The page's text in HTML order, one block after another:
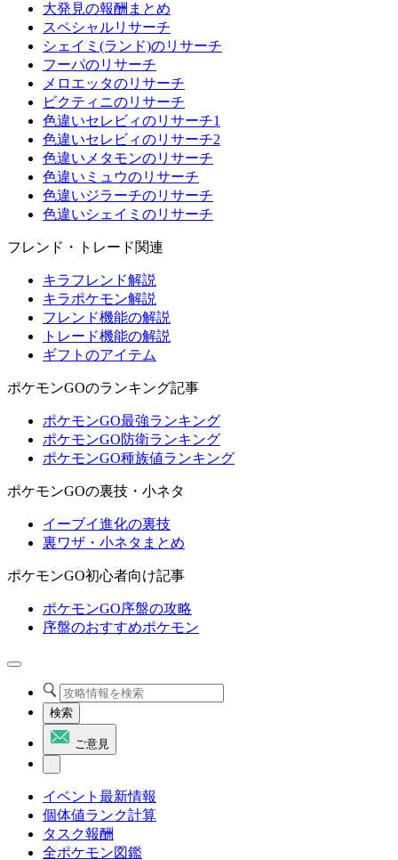
大発見の報酬まとめ
スペシャルリサーチ
シェイミ(ランド)のリサーチ
フーパのリサーチ
メロエッタのリサーチ
ビクティニのリサーチ
色違いセレビィのリサーチ1
色違いセレビィのリサーチ2
色違いメタモンのリサーチ
色違いミュウのリサーチ
色違いジラーチのリサーチ
色違いシェイミのリサーチ
フレンド・トレード関連
キラフレンド解説
キラポケモン解説
フレンド機能の解説
トレード機能の解説
ギフトのアイテム
ポケモンGOのランキング記事
ポケモンGO最強ランキング
ポケモンGO防衛ランキング
ポケモンGO種族値ランキング
ポケモンGOの裏技・小ネタ
イーブイ進化の裏技
裏ワザ・小ネタまとめ
ポケモンGO初心者向け記事
ポケモンGO序盤の攻略
序盤のおすすめポケモン
検索
ご意見
イベント最新情報
個体値ランク計算
タスク報酬
全ポケモン図鑑